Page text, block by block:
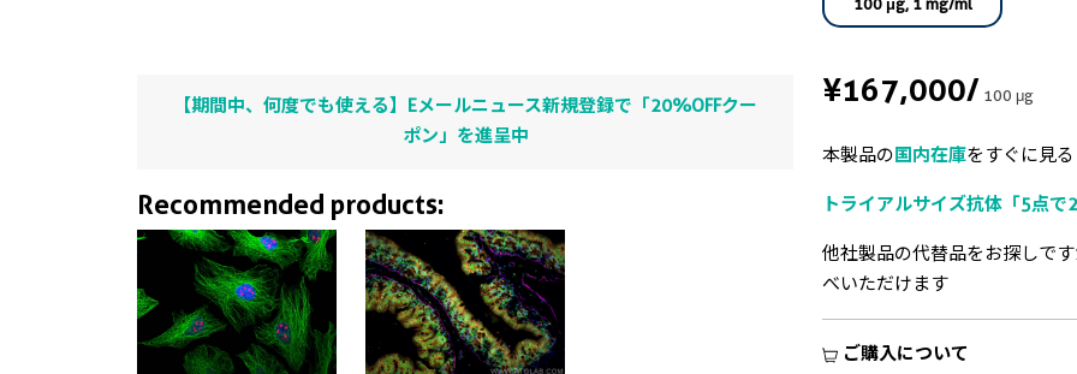
【期間中、何度でも使える】Eメールニュース新規登録で「20%OFFクー
ポン」を進呈中
Recommended products:
100 μg, 1 mg/ml
¥167,000/100 μg
本製品の 国内在庫をすぐに見
トライアルサイズ抗体「5点
他社製品の代替品をお探しで
べいただけます
ご購入について